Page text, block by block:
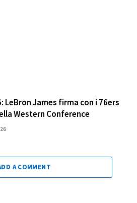
LeBron James firma con i 76ers
Western Conference
A COMMENT